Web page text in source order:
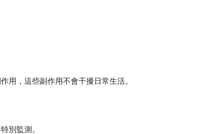
用，這些副作用不會干擾日常生活。
別監測。